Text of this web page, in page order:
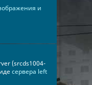
и
(srcds1004-
сервера left